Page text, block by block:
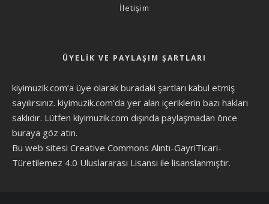
İletişim
ÜYELIK VE PAYLAŞIM ŞARTLARI
kiyimuzik.com’a üye olarak buradaki şartları kabul etmiş
sayılırsınız. kiyimuzik.com’da yer alan içeriklerin bazı hakları
saklıdır. Lütfen kiyimuzik.com dışında paylaşmadan önce
buraya göz atın.
Bu web sitesi Creative Commons Alıntı-GayriTicari-
Türetilemez 4.0 Uluslararası Lisansı ile lisanslanmıştır.